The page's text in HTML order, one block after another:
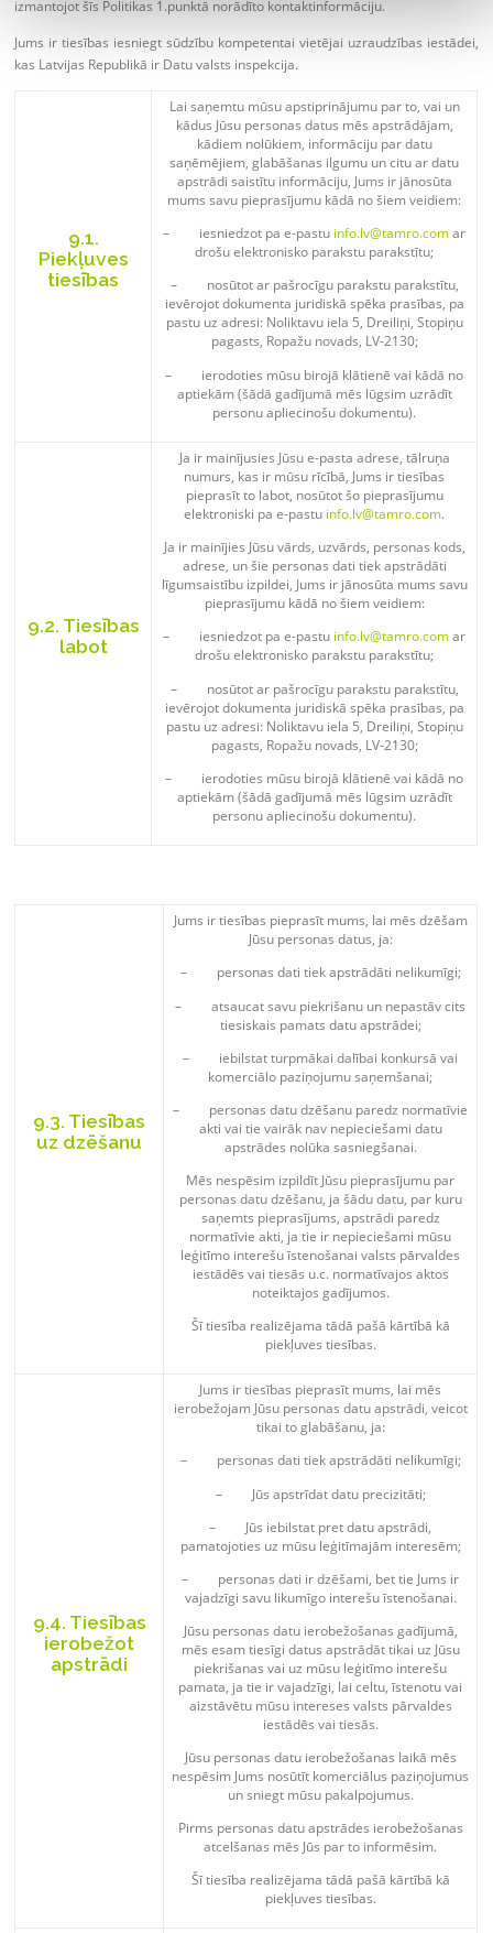
izmantojot šīs Politikas 1.punktā norādīto kontaktinformāciju.
Jums ir tiesības iesniegt sūdzību kompetentai vietējai uzraudzības iestādei,
kas Latvijas Republikā ir Datu valsts inspekcija.
9.1.
Piekļuves
tiesības
Lai saņemtu mūsu apstiprinājumu par to, vai un
kādus Jūsu personas datus mēs apstrādājam,
kādiem nolūkiem, informāciju par datu
saņēmējiem, glabāšanas ilgumu un citu ar datu
apstrādi saistītu informāciju, Jums ir jānosūta
mums savu pieprasījumu kādā no šiem veidiem:
– iesniedzot pa e-pastu info.lv@tamro.comar
drošu elektronisko parakstu parakstītu;
– nosūtot ar pašrocīgu parakstu parakstītu,
ievērojot dokumenta juridiskā spēka prasības, pa
pastu uz adresi: Noliktavu iela 5, Dreiliņi, Stopiņu
pagasts, Ropažu novads, LV-2130;
– ierodoties mūsu birojā klātienē vai kādā no
aptiekām (šādā gadījumā mēs lūgsim uzrādīt
personu apliecinošu dokumentu).
9.2. Tiesības
labot
Ja ir mainījusies Jūsu e-pasta adrese, tālruņa
numurs, kas ir mūsu rīcībā, Jums ir tiesības
pieprasīt to labot, nosūtot šo pieprasījumu
elektroniski pa e-pastu info.lv@tamro.com.
Ja ir mainījies Jūsu vārds, uzvārds, personas kods,
adrese, un šie personas dati tiek apstrādāti
līgumsaistību izpildei, Jums ir jānosūta mums savu
pieprasījumu kādā no šiem veidiem:
– iesniedzot pa e-pastu info.lv@tamro.comar
drošu elektronisko parakstu parakstītu;
– nosūtot ar pašrocīgu parakstu parakstītu,
ievērojot dokumenta juridiskā spēka prasības, pa
pastu uz adresi: Noliktavu iela 5, Dreiliņi, Stopiņu
pagasts, Ropažu novads, LV-2130;
– ierodoties mūsu birojā klātienē vai kādā no
aptiekām (šādā gadījumā mēs lūgsim uzrādīt
personu apliecinošu dokumentu).
9.3. Tiesības
uz dzēšanu
Jums ir tiesības pieprasīt mums, lai mēs dzēšam
Jūsu personas datus, ja:
– personas dati tiek apstrādāti nelikumīgi;
– atsaucat savu piekrišanu un nepastāv cits
tiesiskais pamats datu apstrādei;
– iebilstat turpmākai dalībai konkursā vai
komerciālo paziņojumu saņemšanai;
– personas datu dzēšanu paredz normatīvie
akti vai tie vairāk nav nepieciešami datu
apstrādes nolūka sasniegšanai.
Mēs nespēsim izpildīt Jūsu pieprasījumu par
personas datu dzēšanu, ja šādu datu, par kuru
saņemts pieprasījums, apstrādi paredz
normatīvie akti, ja tie ir nepieciešami mūsu
leģitīmo interešu īstenošanai valsts pārvaldes
iestādēs vai tiesās u.c. normatīvajos aktos
noteiktajos gadījumos.
Šī tiesība realizējama tādā pašā kārtībā kā
piekļuves tiesības.
9.4. Tiesības
ierobežot
apstrādi
Jums ir tiesības pieprasīt mums, lai mēs
ierobežojam Jūsu personas datu apstrādi, veicot
tikai to glabāšanu, ja:
– personas dati tiek apstrādāti nelikumīgi;
– Jūs apstrīdat datu precizitāti;
– Jūs iebilstat pret datu apstrādi,
pamatojoties uz mūsu leģitīmajām interesēm;
– personas dati ir dzēšami, bet tie Jums ir
vajadzīgi savu likumīgo interešu īstenošanai.
Jūsu personas datu ierobežošanas gadījumā,
mēs esam tiesīgi datus apstrādāt tikai uz Jūsu
piekrišanas vai uz mūsu leģitīmo interešu
pamata, ja tie ir vajadzīgi, lai celtu, īstenotu vai
aizstāvētu mūsu intereses valsts pārvaldes
iestādēs vai tiesās.
Jūsu personas datu ierobežošanas laikā mēs
nespēsim Jums nosūtīt komerciālus paziņojumus
un sniegt mūsu pakalpojumus.
Pirms personas datu apstrādes ierobežošanas
atcelšanas mēs Jūs par to informēsim.
Šī tiesība realizējama tādā pašā kārtībā kā
piekļuves tiesības.